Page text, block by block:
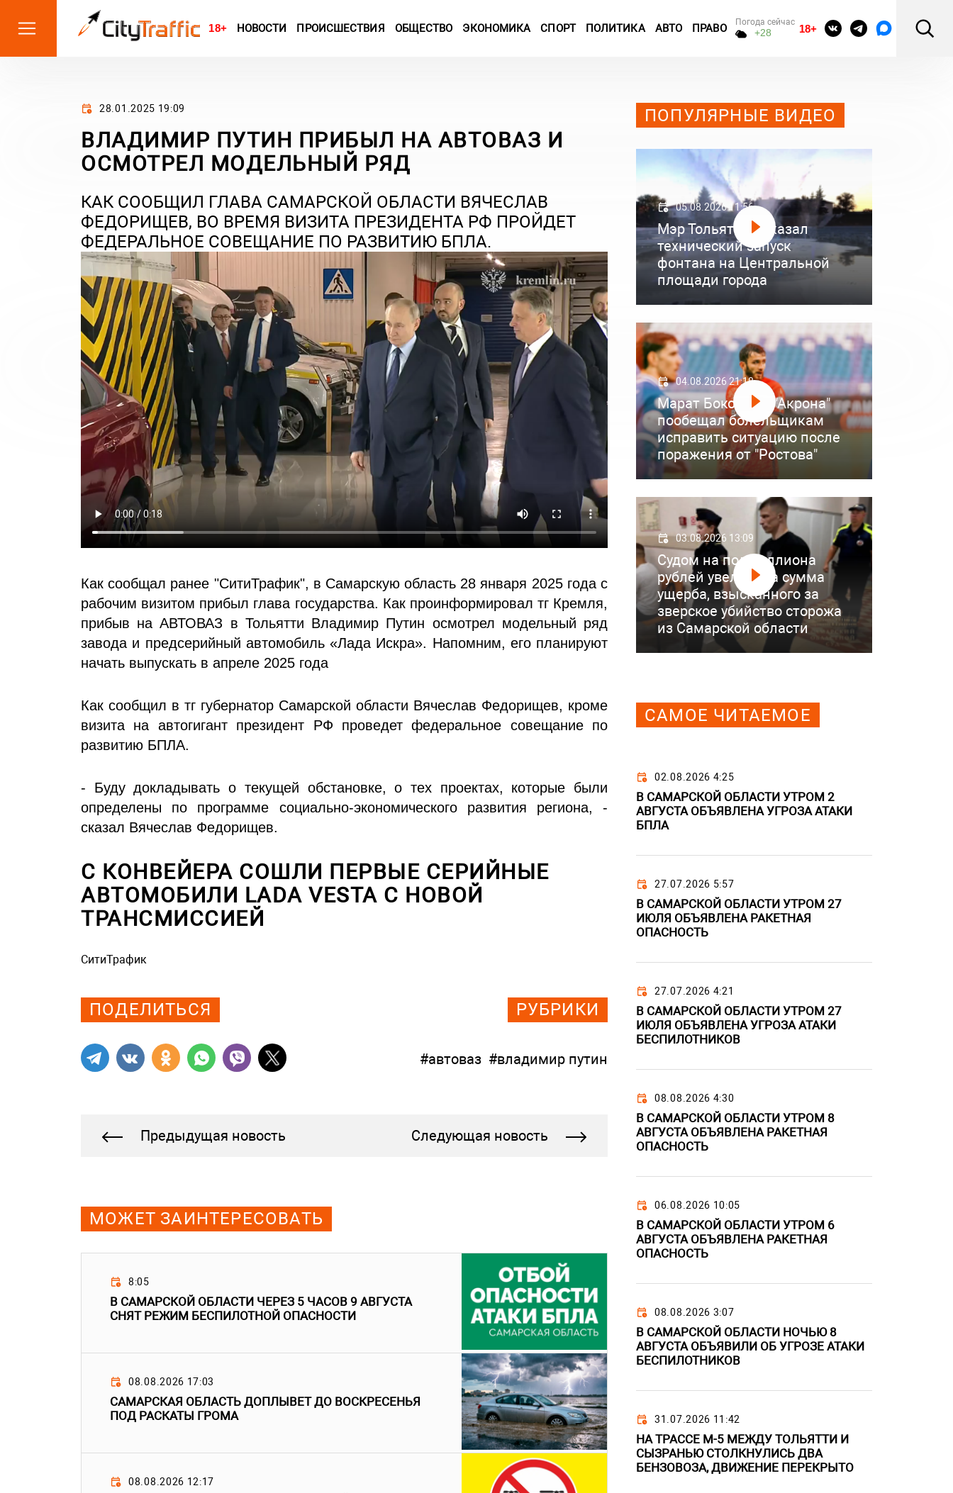
18+ НОВОСТИ ПРОИСШЕСТВИЯ ОБЩЕСТВО ЭКОНОМИКА СПОРТ ПОЛИТИКА АВТО ПРАВО Погода сейчас
+28 18+
28.01.2025 19:09
ВЛАДИМИР ПУТИН ПРИБЫЛ НА АВТОВАЗ И
ОСМОТРЕЛ МОДЕЛЬНЫЙ РЯД
КАК СООБЩИЛ ГЛАВА САМАРСКОЙ ОБЛАСТИ ВЯЧЕСЛАВ
ФЕДОРИЩЕВ, ВО ВРЕМЯ ВИЗИТА ПРЕЗИДЕНТА РФ ПРОЙДЕТ
ФЕДЕРАЛЬНОЕ СОВЕЩАНИЕ ПО РАЗВИТИЮ БПЛА.
Как сообщал ранее "СитиТрафик", в Самарскую область 28 января 2025 года с
рабочим визитом прибыл глава государства. Как проинформировал тг Кремля,
прибыв на АВТОВАЗ в Тольятти Владимир Путин осмотрел модельный ряд
завода и предсерийный автомобиль «Лада Искра». Напомним, его планируют
начать выпускать в апреле 2025 года
Как сообщил в тг губернатор Самарской области Вячеслав Федорищев, кроме
визита на автогигант президент РФ проведет федеральное совещание по
развитию БПЛА.
- Буду докладывать о текущей обстановке, о тех проектах, которые были
определены по программе социально-экономического развития региона, -
сказал Вячеслав Федорищев.
С КОНВЕЙЕРА СОШЛИ ПЕРВЫЕ СЕРИЙНЫЕ
АВТОМОБИЛИ LADA VESTA С НОВОЙ
ТРАНСМИССИЕЙ
СитиТрафик
ПОДЕЛИТЬСЯ РУБРИКИ
#автоваз #владимир путин
Предыдущая новость Следующая новость
МОЖЕТ ЗАИНТЕРЕСОВАТЬ
8:05
В САМАРСКОЙ ОБЛАСТИ ЧЕРЕЗ 5 ЧАСОВ 9 АВГУСТА
СНЯТ РЕЖИМ БЕСПИЛОТНОЙ ОПАСНОСТИ
08.08.2026 17:03
САМАРСКАЯ ОБЛАСТЬ ДОПЛЫВЕТ ДО ВОСКРЕСЕНЬЯ
ПОД РАСКАТЫ ГРОМА
08.08.2026 12:17
ПОПУЛЯРНЫЕ ВИДЕО
05.08.2026 11:56
Мэр Тольятти показал
технический запуск
фонтана на Центральной
площади города
04.08.2026 21:18
Марат Бокоев из "Акрона"
пообещал болельщикам
исправить ситуацию после
поражения от "Ростова"
03.08.2026 13:09
Судом на полмиллиона
рублей увеличена сумма
ущерба, взысканного за
зверское убийство сторожа
из Самарской области
САМОЕ ЧИТАЕМОЕ
02.08.2026 4:25
В САМАРСКОЙ ОБЛАСТИ УТРОМ 2
АВГУСТА ОБЪЯВЛЕНА УГРОЗА АТАКИ
БПЛА
27.07.2026 5:57
В САМАРСКОЙ ОБЛАСТИ УТРОМ 27
ИЮЛЯ ОБЪЯВЛЕНА РАКЕТНАЯ
ОПАСНОСТЬ
27.07.2026 4:21
В САМАРСКОЙ ОБЛАСТИ УТРОМ 27
ИЮЛЯ ОБЪЯВЛЕНА УГРОЗА АТАКИ
БЕСПИЛОТНИКОВ
08.08.2026 4:30
В САМАРСКОЙ ОБЛАСТИ УТРОМ 8
АВГУСТА ОБЪЯВЛЕНА РАКЕТНАЯ
ОПАСНОСТЬ
06.08.2026 10:05
В САМАРСКОЙ ОБЛАСТИ УТРОМ 6
АВГУСТА ОБЪЯВЛЕНА РАКЕТНАЯ
ОПАСНОСТЬ
08.08.2026 3:07
В САМАРСКОЙ ОБЛАСТИ НОЧЬЮ 8
АВГУСТА ОБЪЯВИЛИ ОБ УГРОЗЕ АТАКИ
БЕСПИЛОТНИКОВ
31.07.2026 11:42
НА ТРАССЕ М-5 МЕЖДУ ТОЛЬЯТТИ И
СЫЗРАНЬЮ СТОЛКНУЛИСЬ ДВА
БЕНЗОВОЗА, ДВИЖЕНИЕ ПЕРЕКРЫТО